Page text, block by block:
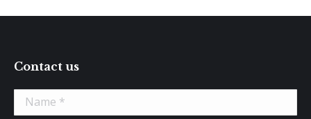
Contact us
Name *